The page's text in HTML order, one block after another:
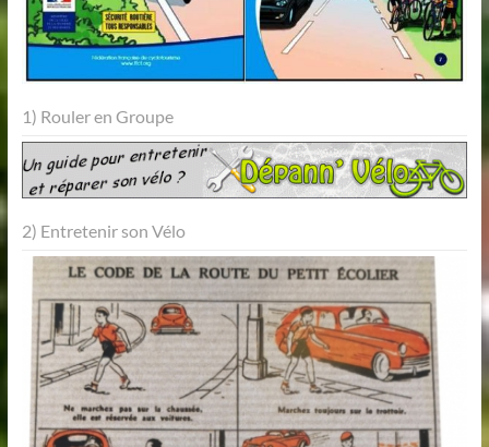
1) Rouler en Groupe
2) Entretenir son Vélo